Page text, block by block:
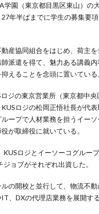
学園（東京都目黒区東山）の
年半ばまでに学生の募集要
産協同組合をはじめ、荷主
派遣を得て、魅力ある講義内
えることを念頭に置いている
ジの東京営業所（東京都中
ロジの松岡正悟社長が代
ープで人材業務を担うイーソ
が取締役に就いている。
KUSロジとイーソーコグルー
ョブがそれぞれ出資した。
の開校と並行して、物流不
、DXの代理店業務を展開する